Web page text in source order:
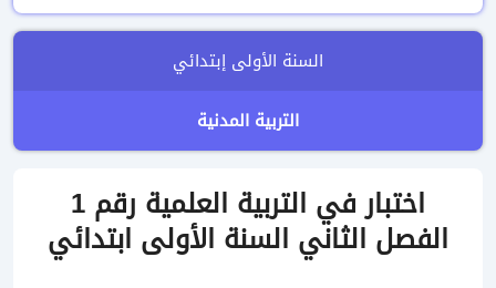
السنة الأولى إبتدائي
التربية المدنية
اختبار في التربية العلمية رقم 1
الفصل الثاني السنة الأولى ابتدائي